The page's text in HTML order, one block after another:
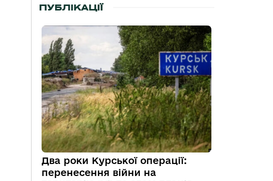
ПУБЛІКАЦІЇ
Два роки Курської операції:
перенесення війни на